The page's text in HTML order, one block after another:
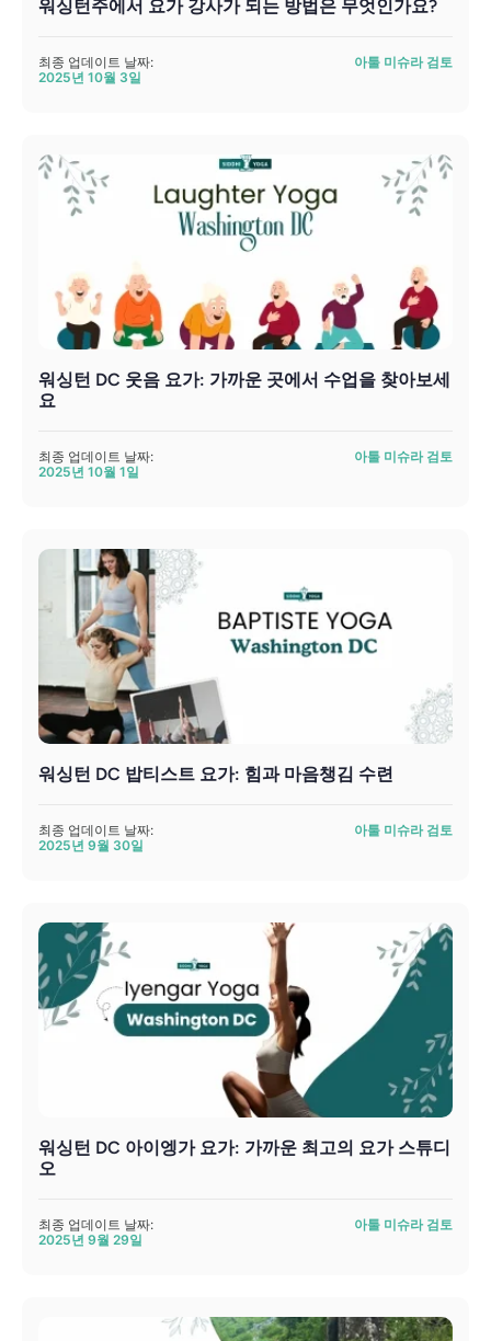
워싱턴주에서 요가 강사가 되는 방법은 무엇인가요?
최종 업데이트 날짜:
2025년 10월 3일
아툴 미슈라 검토
워싱턴 DC 웃음 요가: 가까운 곳에서 수업을 찾아보세
요
최종 업데이트 날짜:
2025년 10월 1일
아툴 미슈라 검토
워싱턴 DC 밥티스트 요가: 힘과 마음챙김 수련
최종 업데이트 날짜:
2025년 9월 30일
아툴 미슈라 검토
워싱턴 DC 아이엥가 요가: 가까운 최고의 요가 스튜디
오
최종 업데이트 날짜:
2025년 9월 29일
아툴 미슈라 검토